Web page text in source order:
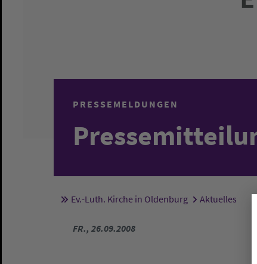
PRESSEMELDUNGEN
Sie sind hier:
Ev.-Luth. Kirche in Oldenburg Aktuelles
FR., 26.09.2008